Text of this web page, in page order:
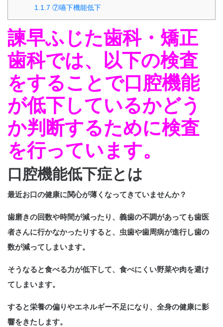
1.1.7 ⑦嚥下機能低下
諫早ふじた歯科・矯正
歯科では、以下の検査
をすることで口腔機能
が低下しているかどう
か判断するために検査
を行っています。
口腔機能低下症とは
最近お口の健康に関心が薄くなってきていませんか？
歯磨きの回数や時間が減ったり、義歯の不調があっても歯医
者さんに行かなかったりすると、虫歯や歯周病が進行し歯の
数が減ってしまいます。
そうなると食べる力が低下して、食べにくい野菜や肉を避け
てしまいます。
すると栄養の偏りやエネルギー不足になり、全身の健康に影
響をきたします。